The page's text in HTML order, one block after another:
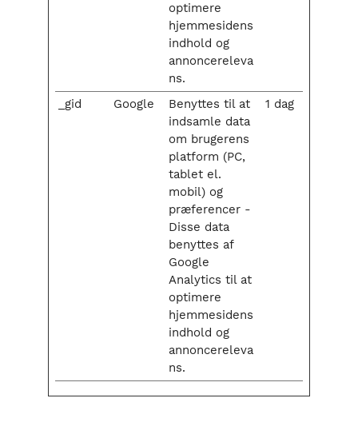
optimere
hjemmesidens
indhold og
annoncereleva
ns.
_gid Google
Benyttes til at
indsamle data
om brugerens
platform (PC,
tablet el.
mobil) og
præferencer -
Disse data
benyttes af
Google
Analytics til at
optimere
hjemmesidens
indhold og
annoncereleva
ns.
1 dag